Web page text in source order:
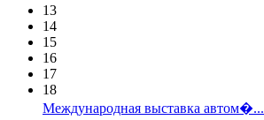
13
14
15
16
17
18
Международная выставка автом�...